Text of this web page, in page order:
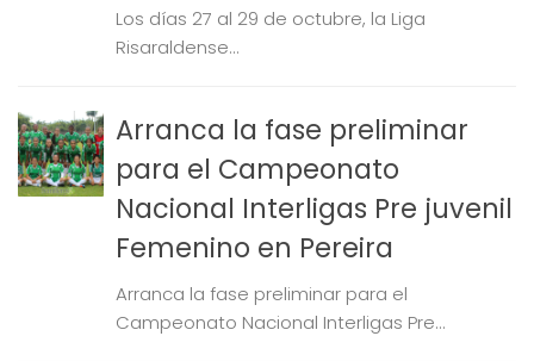
Los días 27 al 29 de octubre, la Liga
Risaraldense...
Arranca la fase preliminar
para el Campeonato
Nacional Interligas Pre juvenil
Femenino en Pereira
Arranca la fase preliminar para el
Campeonato Nacional Interligas Pre...